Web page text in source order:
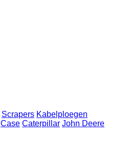
Scrapers Kabelploegen
Case Caterpillar John Deere